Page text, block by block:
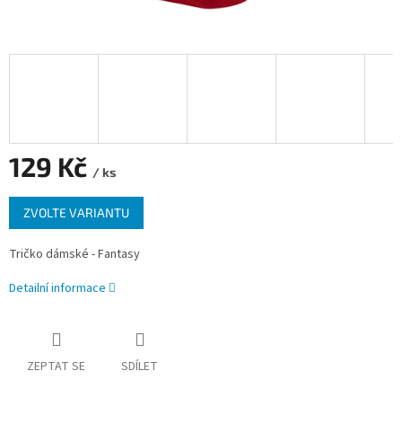
129 Kč / ks
Měrná
cena:
ZVOLTE VARIANTU
Tričko dámské - Fantasy
Detailní informace
ZEPTAT SE SDÍLET